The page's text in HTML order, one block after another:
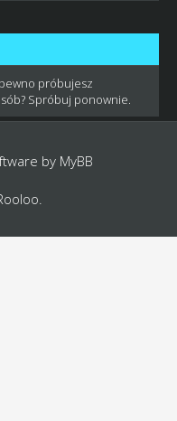
próbujesz
Spróbuj ponownie.
by MyBB
.